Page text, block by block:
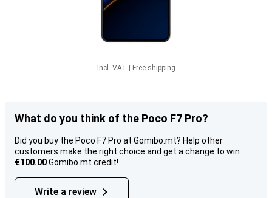
Incl. VAT Free shipping
What do you think of the Poco F7 Pro?
Did you buy the Poco F7 Pro at Gomibo.mt? Help other
customers make the right choice and get a change to win
€100.00Gomibo.mt credit!
Write a review